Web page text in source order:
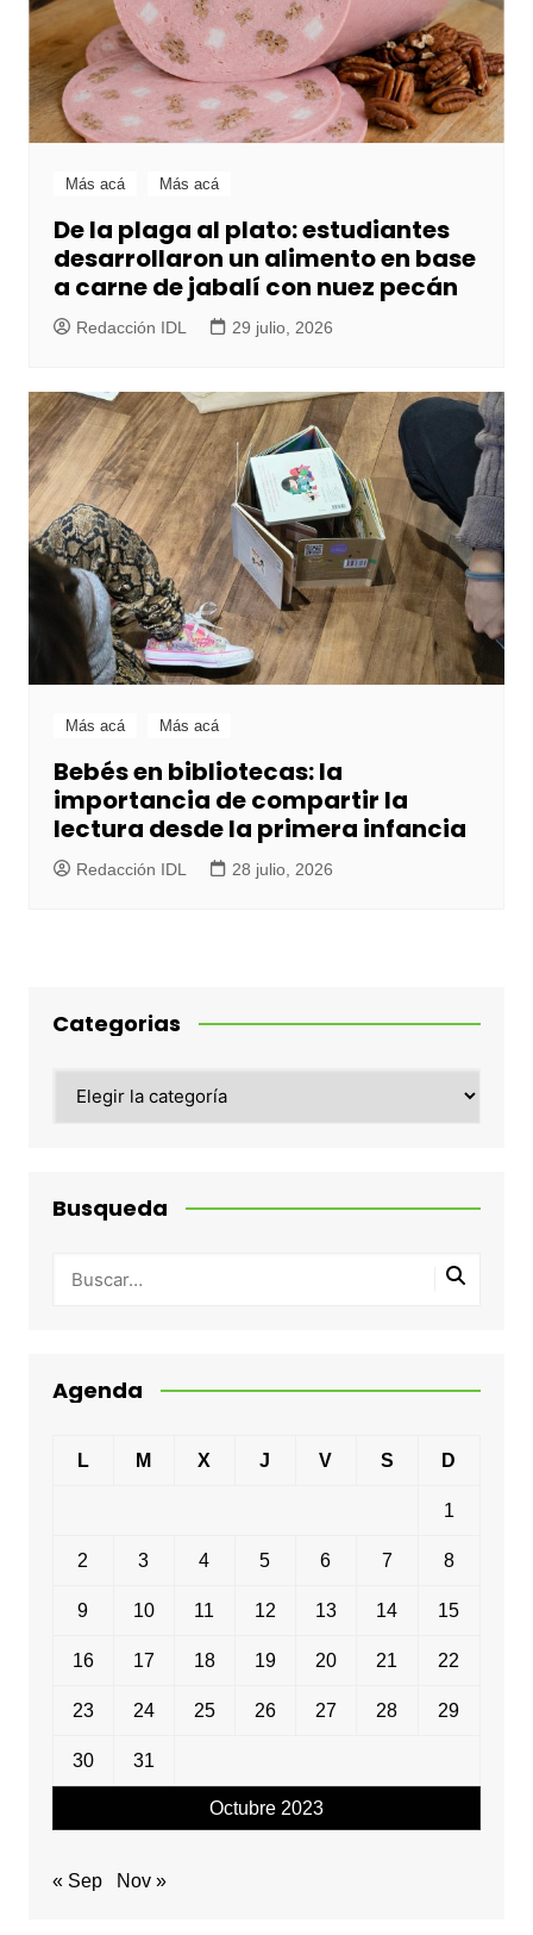
Más acá Más acá
De la plaga al plato: estudiantes
desarrollaron un alimento en base
a carne de jabalí con nuez pecán
Redacción IDL 29 julio, 2026
Más acá Más acá
Bebés en bibliotecas: la
importancia de compartir la
lectura desde la primera infancia
Redacción IDL 28 julio, 2026
Categorias
Busqueda
Agenda
Octubre 2023
L M X J V S D
1
2 3 4 5 6 7 8
9 10 11 12 13 14 15
16 17 18 19 20 21 22
23 24 25 26 27 28 29
30 31
« Sep Nov »